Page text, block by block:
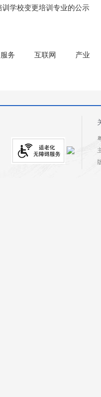
号）
学校变更培训专业的公示
务 互联网 产业